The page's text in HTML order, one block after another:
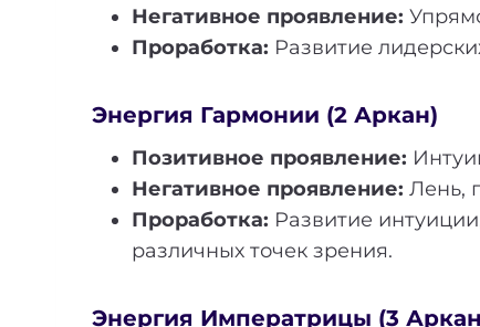
Негативное проявление:
Проработка: Развитие
Энергия Гармонии (2 Аркан)
Позитивное проявление:
Негативное проявление: Лень,
Проработка: Развитие
различных точек зрения.
Энергия Императрицы (3